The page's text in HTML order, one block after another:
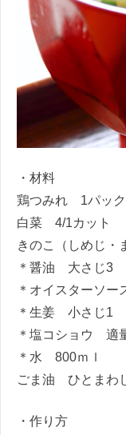
・材料
鶏つみれ 1パック
白菜 4/1カット
きのこ（しめじ
＊醤油 大さじ3
＊オイスターソ
＊生姜 小さじ1
＊塩コショウ 適
＊水 800ｍｌ
ごま油 ひとまわ
・作り方